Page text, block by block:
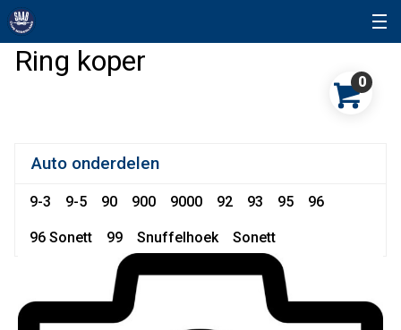
Ring koper
0
Auto onderdelen
9-3 9-5 90 900 9000 92 93 95 96
96 Sonett 99 Snuffelhoek Sonett